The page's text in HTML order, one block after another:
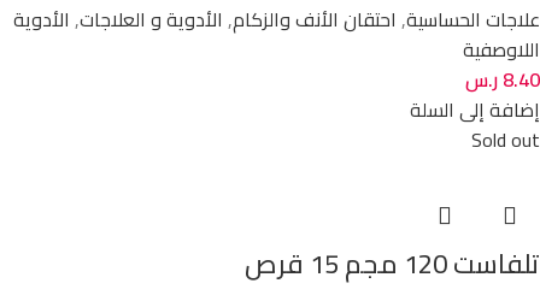
علاجات الحساسية, احتقان الأنف والزكام, الأدوية و العلاجات, الأدوية
اللاوصفية
8.40ر.س
إضافة إلى السلة
Sold out
تلفاست 120 مجم 15 قرص